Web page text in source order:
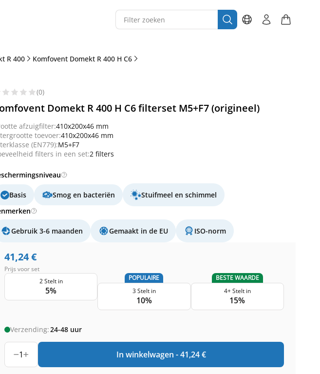
R 400
Komfovent Domekt R 400 H C6
(0)
Domekt R 400 H C6 filterset M5+F7 (origineel)
afzuigfilter:410x200x46 mm
toevoer:410x200x46 mm
(EN779):M5+F7
filters in een set:2 filters
Basis Smog en bacteriën
Stuifmeel en schimmel
Gebruik 3-6 maanden Gemaakt in de EU ISO-norm
41,24€
Prijs voor set
2 Stelt in
5%
POPULAIRE
3 Stelt in
10%
BESTE WAARDE
4+ Stelt in
15%
Verzending:24-48 uur
1 In winkelwagen -41,24 €